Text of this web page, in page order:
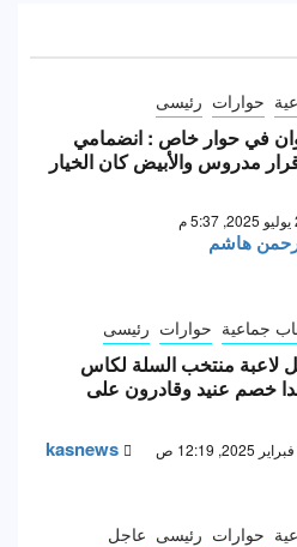
حوارات رئيسى
في حوار خاص : انضمامي
مدروس والأبيض كان الخيار
هاشم
جماعية حوارات رئيسى
لاعبة منتخب السلة لكاس
خصم عنيد وقادرون على
kasnews
حوارات رئيسى عاجل